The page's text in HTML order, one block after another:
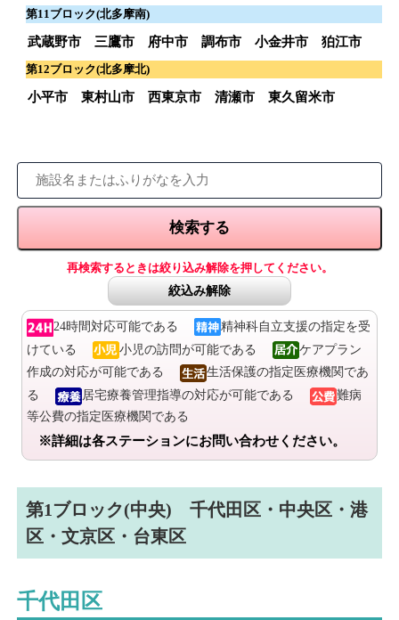
第11ブロック(北多摩南)
武蔵野市 三鷹市 府中市 調布市 小金井市 狛江市
第12ブロック(北多摩北)
小平市 東村山市 西東京市 清瀬市 東久留米市
再検索するときは絞り込み解除を押してください。
絞込み解除
24時間対応可能である
精神科自立支援の指定を受
けている
小児の訪問が可能である
ケアプラン
作成の対応が可能である
生活保護の指定医療機関であ
る
居宅療養管理指導の対応が可能である
難病
等公費の指定医療機関である
※詳細は各ステーションにお問い合わせください。
第1ブロック(中央) 千代田区・中央区・港
区・文京区・台東区
千代田区